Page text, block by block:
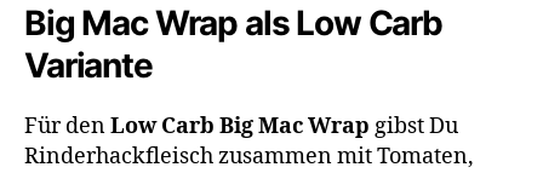
Big Mac Wrap als Low Carb
Variante
Für denLow Carb Big Mac Wrap gibst Du
Rinderhackfleisch zusammen mit Tomaten,